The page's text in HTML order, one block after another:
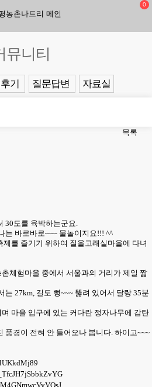
0
뮤니티
기 질문답변 자료실
목록
30도를 육박하는군요.
는 바로바로~~~ 물놀이지요!!! ^^
를 즐기기 위하여 질울고래실마을에 다녀
체험마을 중에서 서울과의 거리가 제일 짧
27km, 길도 뻥~~~ 뚫려 있어서 달랑 35분
마을 입구에 있는 커다란 정자나무에 감탄
풍경이 전혀 안 들어오나 봅니다. 하이고~~~